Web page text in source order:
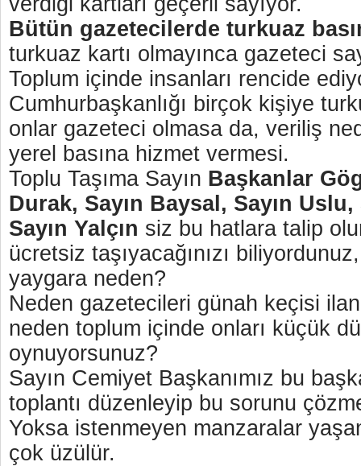
Bütün gazetecilerde turkuaz
turkuaz kartı olmayınca gazeteci
Toplum içinde insanları rencide
Cumhurbaşkanlığı birçok kişiye
onlar gazeteci olmasa da, veriliş
yerel basına hizmet vermesi.
Toplu Taşıma Sayın Başkanlar
Durak, Sayın Baysal, Sayın Uslu,
Sayın Yalçın siz bu hatlara talip
ücretsiz taşıyacağınızı
yaygara neden?
Neden gazetecileri günah keçisi
neden toplum içinde onları küçük
oynuyorsunuz?
Sayın Cemiyet Başkanımız bu
toplantı düzenleyip bu sorunu
Yoksa istenmeyen manzaralar
çok üzülür.